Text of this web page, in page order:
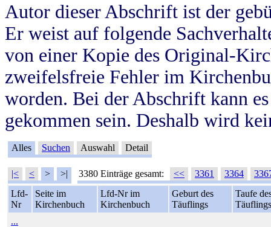
Autor dieser Abschrift ist der
Er weist auf folgende
von einer Kopie des Original-
zweifelsfreie Fehler im
worden. Bei der Abschrift kann
gekommen sein. Deshalb wird
Alles Suchen Auswahl Detail
|< < > >| 3380 Einträge gesamt: << 3361 3364
Lfd-
Nr
Seite im
Kirchenbuch
Lfd-Nr im
Kirchenbuch
Geburt des
Täuflings
Taufe
Täuflings
...